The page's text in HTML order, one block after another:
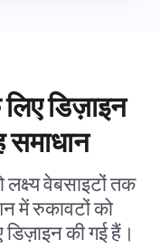
डिज़ाइन
समाधान
लक्ष्य वेबसाइटों तक
में रुकावटों को
की गई हैं।